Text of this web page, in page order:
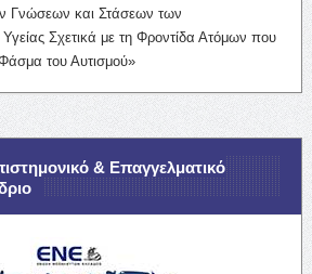
Γνώσεων και Στάσεων των
Σχετικά με τη Φροντίδα Ατόμων που
του Αυτισμού»
& Επαγγελματικό